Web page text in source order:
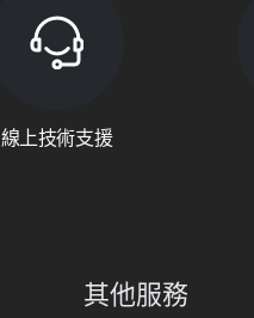
線上技術支援
其他服務